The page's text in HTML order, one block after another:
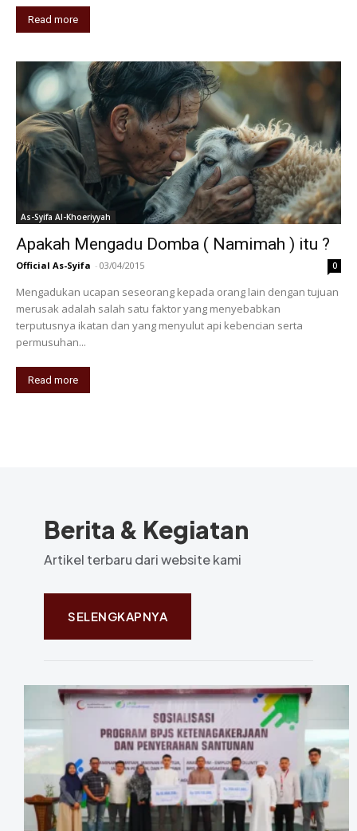
Read more
As-Syifa Al-Khoeriyyah
Apakah Mengadu Domba ( Namimah ) itu ?
Official As-Syifa - 03/04/2015 0
Mengadukan ucapan seseorang kepada orang lain dengan tujuan
merusak adalah salah satu faktor yang menyebabkan
terputusnya ikatan dan yang menyulut api kebencian serta
permusuhan...
Read more
Berita & Kegiatan
Artikel terbaru dari website kami
SELENGKAPNYA